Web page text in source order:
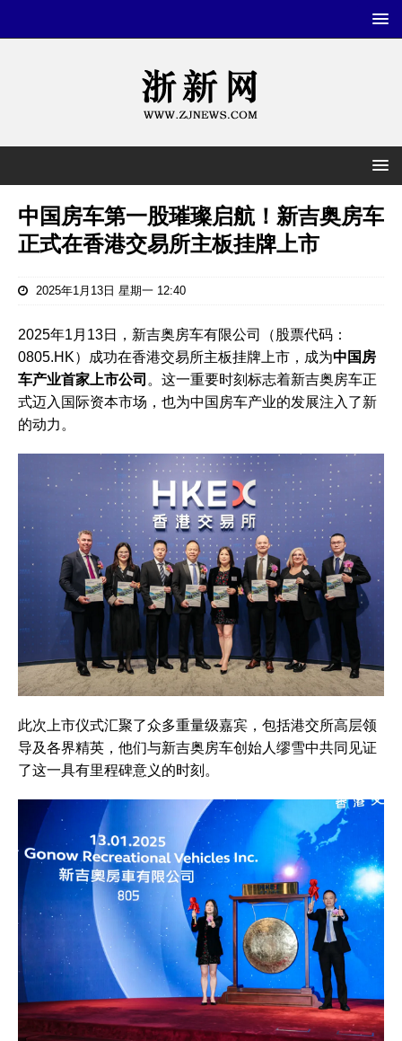
中国房车第一股璀璨启航！新吉奥房车
正式在香港交易所主板挂牌上市
2025年1月13日 星期一 12:40
2025年1月13日，新吉奥房车有限公司（股票代码：
0805.HK）成功在香港交易所主板挂牌上市，成为中国房
车产业首家上市公司 。这一重要时刻标志着新吉奥房车正
式迈入国际资本市场，也为中国房车产业的发展注入了新
的动力。
此次上市仪式汇聚了众多重量级嘉宾，包括港交所高层领
导及各界精英，他们与新吉奥房车创始人缪雪中共同见证
了这一具有里程碑意义的时刻。